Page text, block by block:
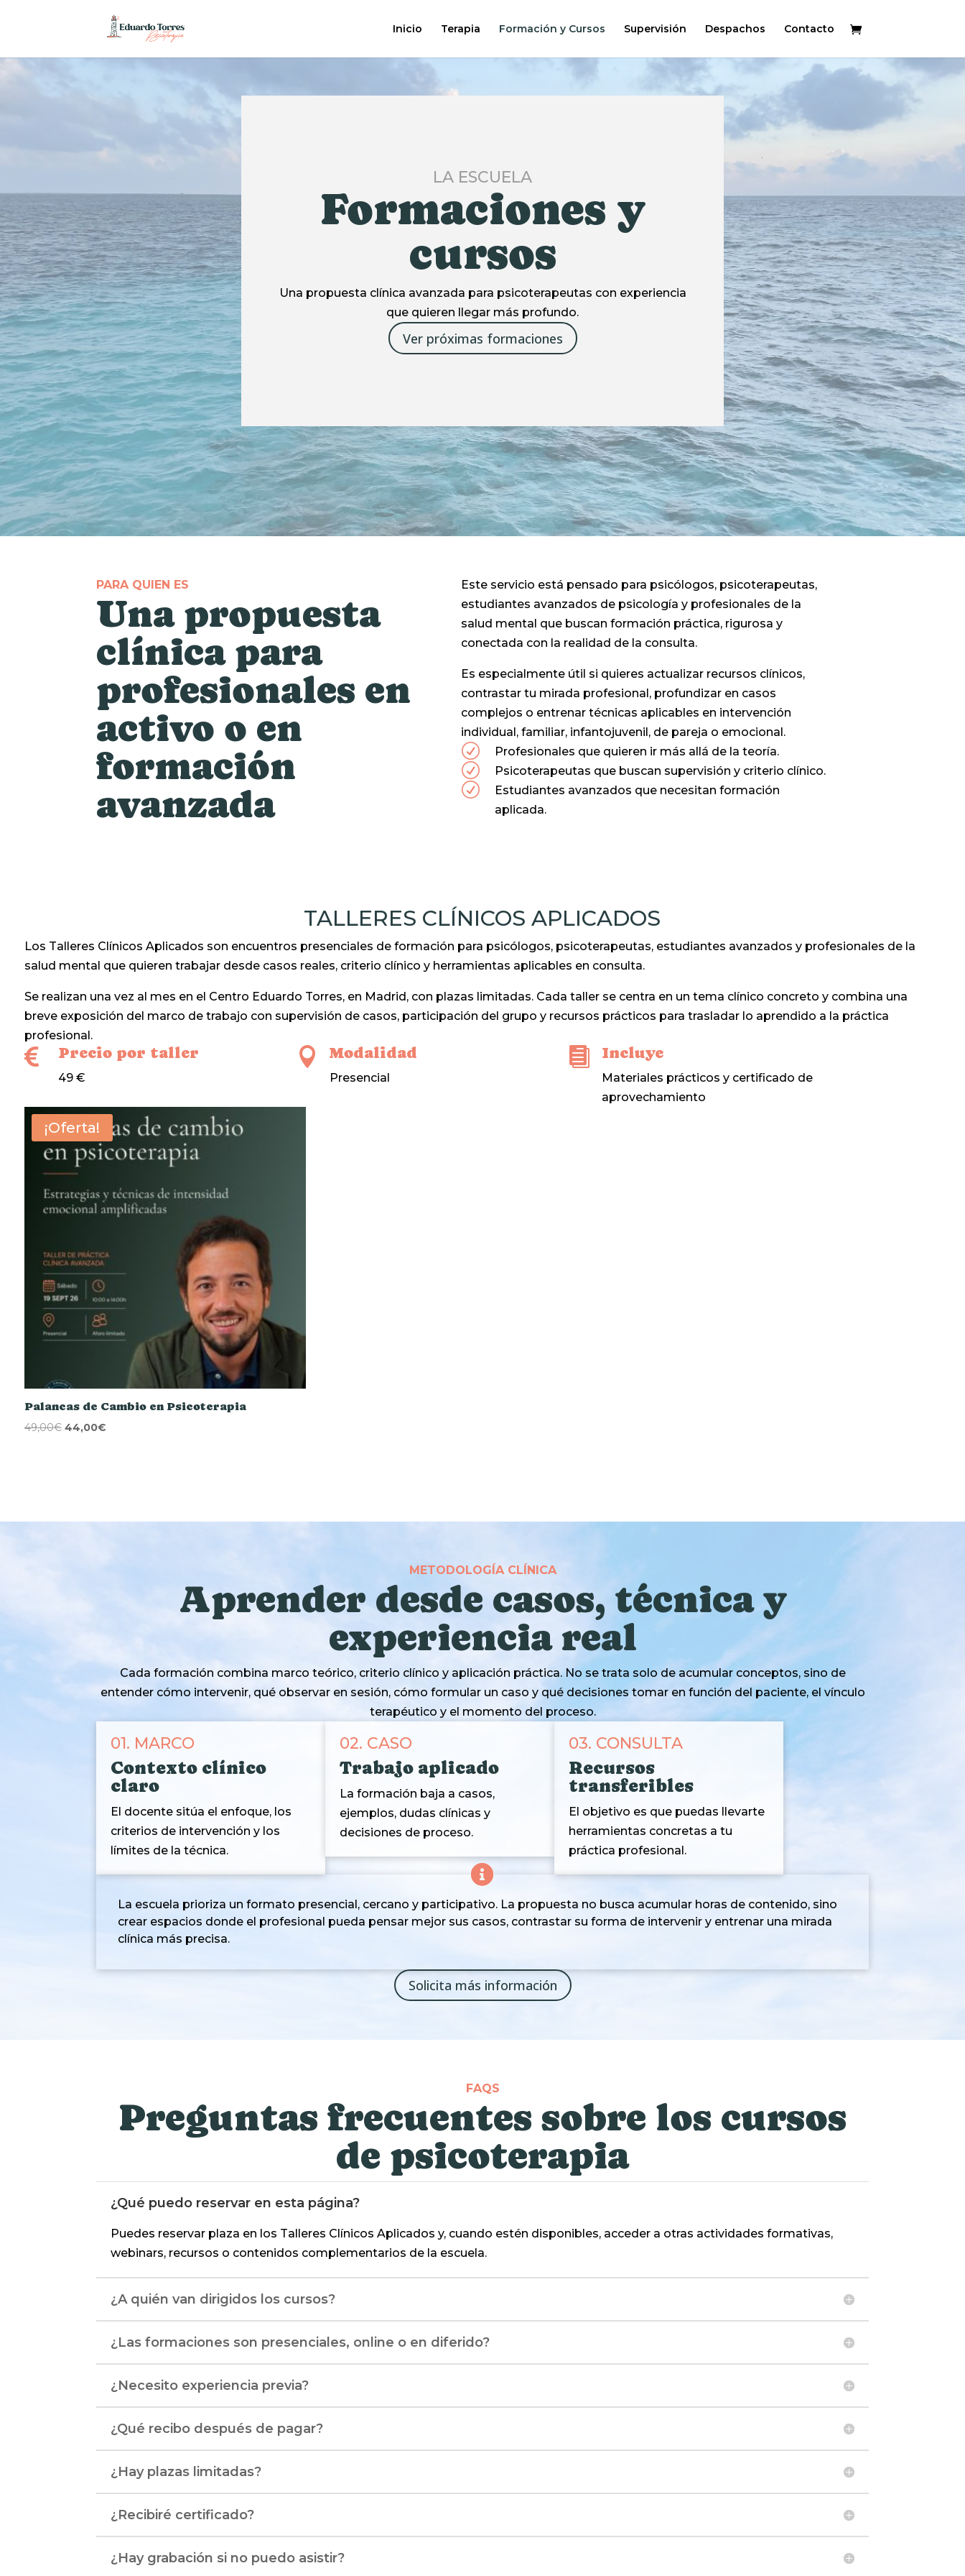
Inicio Terapia Formación y Cursos Supervisión Despachos Contacto
LA ESCUELA
Formaciones y
cursos
Una propuesta clínica avanzada para psicoterapeutas con experiencia
que quieren llegar más profundo.
Ver próximas formaciones
PARA QUIEN ES
Una propuesta
clínica para
profesionales en
activo o en
formación
avanzada
Este servicio está pensado para psicólogos, psicoterapeutas,
estudiantes avanzados de psicología y profesionales de la
salud mental que buscan formación práctica, rigurosa y
conectada con la realidad de la consulta.
Es especialmente útil si quieres actualizar recursos clínicos,
contrastar tu mirada profesional, profundizar en casos
complejos o entrenar técnicas aplicables en intervención
individual, familiar, infantojuvenil, de pareja o emocional.
R Profesionales que quieren ir más allá de la teoría.
R Psicoterapeutas que buscan supervisión y criterio clínico.
R
Estudiantes avanzados que necesitan formación
aplicada.
TALLERES CLÍNICOS APLICADOS
Los Talleres Clínicos Aplicados son encuentros presenciales de formación para psicólogos, psicoterapeutas, estudiantes avanzados y profesionales de la
salud mental que quieren trabajar desde casos reales, criterio clínico y herramientas aplicables en consulta.
Se realizan una vez al mes en el Centro Eduardo Torres, en Madrid, con plazas limitadas. Cada taller se centra en un tema clínico concreto y combina una
breve exposición del marco de trabajo con supervisión de casos, participación del grupo y recursos prácticos para trasladar lo aprendido a la práctica
profesional.
 Precio por taller
49 €
 Modalidad
Presencial
 Incluye
Materiales prácticos y certificado de
aprovechamiento
¡Oferta!
Palancas de Cambio en Psicoterapia
49,00€ El
44,00€El
METODOLOGÍA CLÍNICA
Aprender desde casos, técnica y
experiencia real
Cada formación combina marco teórico, criterio clínico y aplicación práctica. No se trata solo de acumular conceptos, sino de
entender cómo intervenir, qué observar en sesión, cómo formular un caso y qué decisiones tomar en función del paciente, el vínculo
terapéutico y el momento del proceso.
01. MARCO
Contexto clínico
claro
El docente sitúa el enfoque, los
criterios de intervención y los
límites de la técnica.
02. CASO
Trabajo aplicado
La formación baja a casos,
ejemplos, dudas clínicas y
decisiones de proceso.
03. CONSULTA
Recursos
transferibles
El objetivo es que puedas llevarte
herramientas concretas a tu
práctica profesional.
La escuela prioriza un formato presencial, cercano y participativo. La propuesta no busca acumular horas de contenido, sino
crear espacios donde el profesional pueda pensar mejor sus casos, contrastar su forma de intervenir y entrenar una mirada
clínica más precisa.
Solicita más información
FAQS
Preguntas frecuentes sobre los cursos
de psicoterapia
¿Qué puedo reservar en esta página?
Puedes reservar plaza en los Talleres Clínicos Aplicados y, cuando estén disponibles, acceder a otras actividades formativas,
webinars, recursos o contenidos complementarios de la escuela.
¿A quién van dirigidos los cursos?
¿Las formaciones son presenciales, online o en diferido?
¿Necesito experiencia previa?
¿Qué recibo después de pagar?
¿Hay plazas limitadas?
¿Recibiré certificado?
¿Hay grabación si no puedo asistir?